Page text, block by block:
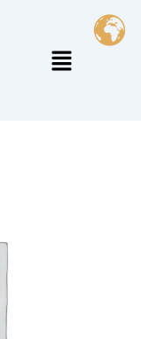
تخطي
المحتوى
القائمة